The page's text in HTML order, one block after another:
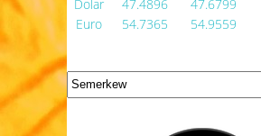
Dolar
47.4896
47.6799
Euro
54.7365 54.9559